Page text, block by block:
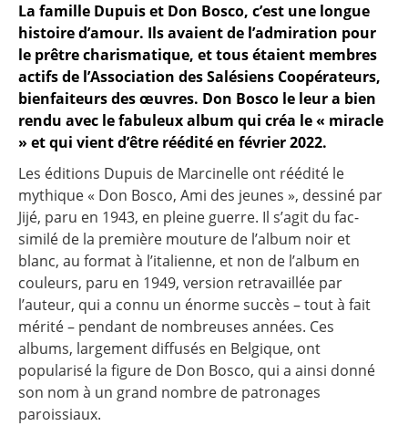
La famille Dupuis et Don Bosco, c’est une longue
histoire d’amour. Ils avaient de l’admiration pour
le prêtre charismatique, et tous étaient membres
actifs de l’Association des Salésiens Coopérateurs,
bienfaiteurs des œuvres. Don Bosco le leur a bien
rendu avec le fabuleux album qui créa le « miracle
» et qui vient d’être réédité en février 2022.
Les éditions Dupuis de Marcinelle ont réédité le
mythique « Don Bosco, Ami des jeunes », dessiné par
Jijé, paru en 1943, en pleine guerre. Il s’agit du fac-
similé de la première mouture de l’album noir et
blanc, au format à l’italienne, et non de l’album en
couleurs, paru en 1949, version retravaillée par
l’auteur, qui a connu un énorme succès – tout à fait
mérité – pendant de nombreuses années. Ces
albums, largement diffusés en Belgique, ont
popularisé la figure de Don Bosco, qui a ainsi donné
son nom à un grand nombre de patronages
paroissiaux.